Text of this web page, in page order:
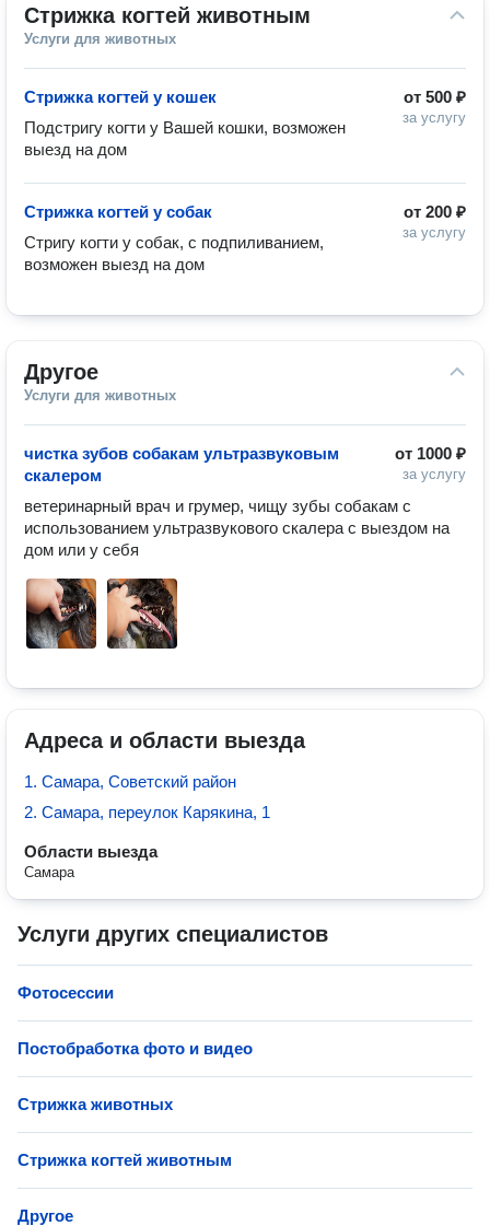
Стрижка когтей животным
Услуги для животных
от 500 ₽
за услугу
Стрижка когтей у кошек
Подстригу когти у Вашей кошки, возможен
выезд на дом
от 200 ₽
за услугу
Стрижка когтей у собак
Стригу когти у собак, с подпиливанием,
возможен выезд на дом
Другое
Услуги для животных
от 1000 ₽
за услугу
чистка зубов собакам ультразвуковым
скалером
ветеринарный врач и грумер, чищу зубы собакам с
использованием ультразвукового скалера с выездом на
дом или у себя
Адреса и области выезда
1. Самара, Советский район
2. Самара, переулок Карякина, 1
Области выезда
Самара
Услуги других специалистов
Фотосессии
Постобработка фото и видео
Стрижка животных
Стрижка когтей животным
Другое